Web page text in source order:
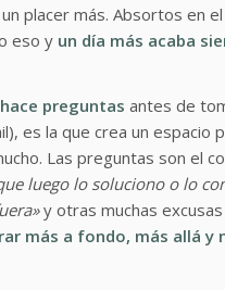
placer más. Absortos en
eso y un día más acaba
preguntas antes de
es la que crea un espacio
Las preguntas son el
luego lo soluciono o lo
y otras muchas
más a fondo, más allá